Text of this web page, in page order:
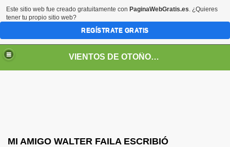
VIENTOS DE OTOÑO POR FANNY JEM WONG
MI AMIGO WALTER FAILA ESCRIBIÓ
Este sitio web fue creado gratuitamente con PaginaWebGratis.es. ¿Quieres
tener tu propio sitio web?
REGÍSTRATE GRATIS